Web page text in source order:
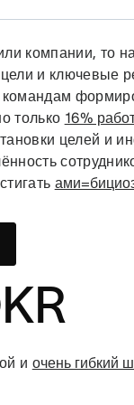
компании, то
и ключевые
командам
только 16%
целей и
и очень гибкий